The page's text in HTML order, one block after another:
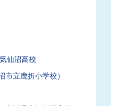
仙沼高校
市立鹿折小学校）